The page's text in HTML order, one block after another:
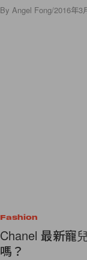
By Angel Fong/2016年3
Fashion
Chanel 最新寵
嗎？